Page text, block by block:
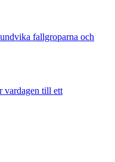
fallgroparna och
vardagen till ett